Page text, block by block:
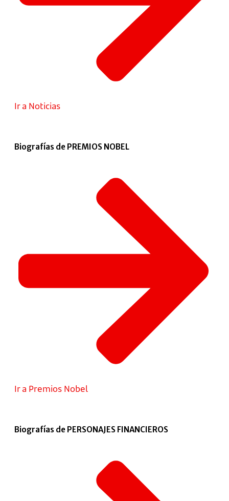
Ir a Noticias
Biografías de PREMIOS NOBEL
Ir a Premios Nobel
Biografías de PERSONAJES FINANCIEROS